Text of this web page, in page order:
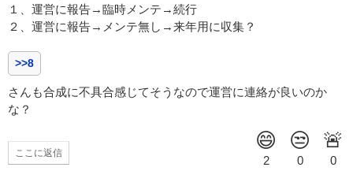
１、運営に報告→臨時メンテ→続行
２、運営に報告→メンテ無し→来年用に収集？
>>8
さんも合成に不具合感じてそうなので運営に連絡が良いのか
な？
ここに返信